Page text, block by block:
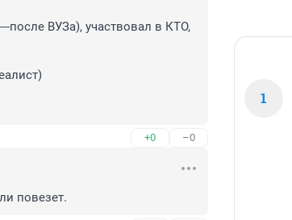
после ВУЗа), участвовал в КТО,
+0 –0
повезет.
1